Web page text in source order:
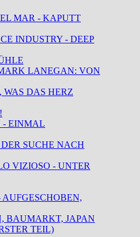
MAR - KAPUTT
INDUSTRY - DEEP
LANEGAN: VON
DAS HERZ
- EINMAL
SUCHE NACH
VIZIOSO - UNTER
BAUMARKT, JAPAN
TEIL)